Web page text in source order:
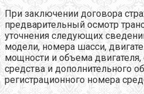
При заключении договора
предварительный осмотр
уточнения следующих
модели, номера шасси,
мощности и объема двигателя,
средства и дополнительного
регистрационного номера